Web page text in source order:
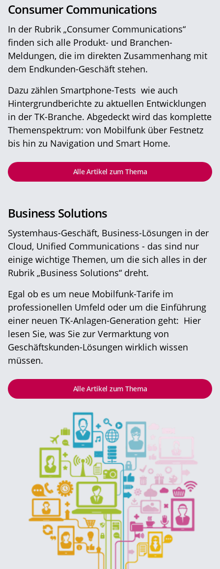
Consumer Communications
In der Rubrik „Consumer Communications“
finden sich alle Produkt- und Branchen-
Meldungen, die im direkten Zusammenhang mit
dem Endkunden-Geschäft stehen.
Dazu zählen Smartphone-Tests wie auch
Hintergrundberichte zu aktuellen Entwicklungen
in der TK-Branche. Abgedeckt wird das komplette
Themenspektrum: von Mobilfunk über Festnetz
bis hin zu Navigation und Smart Home.
Alle Artikel zum Thema
Business Solutions
Systemhaus-Geschäft, Business-Lösungen in der
Cloud, Unified Communications - das sind nur
einige wichtige Themen, um die sich alles in der
Rubrik „Business Solutions“ dreht.
Egal ob es um neue Mobilfunk-Tarife im
professionellen Umfeld oder um die Einführung
einer neuen TK-Anlagen-Generation geht: Hier
lesen Sie, was Sie zur Vermarktung von
Geschäftskunden-Lösungen wirklich wissen
müssen.
Alle Artikel zum Thema